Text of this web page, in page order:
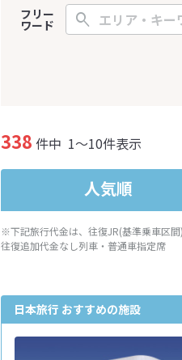
フリー
ワード
338 件中 1～10件表示
人気順
※下記旅行代金は、往復JR(基準乗車区間
往復追加代金なし列車・普通車指定席
日本旅行 おすすめの施設